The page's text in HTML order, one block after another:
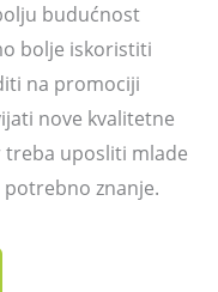
budućnost
bolje iskoristiti
na promociji
nove kvalitetne
treba uposliti mlade
znanje.